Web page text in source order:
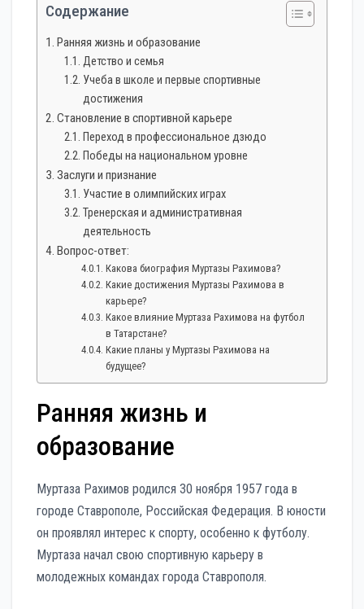
Содержание
Ранняя жизнь и образование
Детство и семья
Учеба в школе и первые спортивные
достижения
Становление в спортивной карьере
Переход в профессиональное дзюдо
Победы на национальном уровне
Заслуги и признание
Участие в олимпийских играх
Тренерская и административная
деятельность
Вопрос-ответ:
Какова биография Муртазы Рахимова?
Какие достижения Муртазы Рахимова в
карьере?
Какое влияние Муртаза Рахимова на футбол
в Татарстане?
Какие планы у Муртазы Рахимова на
будущее?
Ранняя жизнь и
образование
Муртаза Рахимов родился 30 ноября 1957 года в
городе Ставрополе, Российская Федерация. В юности
он проявлял интерес к спорту, особенно к футболу.
Муртаза начал свою спортивную карьеру в
молодежных командах города Ставрополя.